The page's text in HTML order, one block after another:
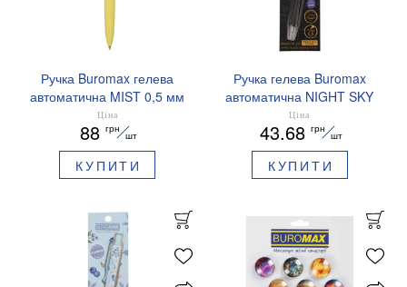
Ручка Buromax гелева
автоматична MIST 0,5 мм
сині чорнила BM.83103
Ціна
88 грн
шт
КУПИТИ
Ручка гелева Buromax
автоматична NIGHT SKY
ZODIAC 0.5 мм
ароматизований грип синє
чорнило BM.8379-01
Ціна
43.68 грн
шт
КУПИТИ